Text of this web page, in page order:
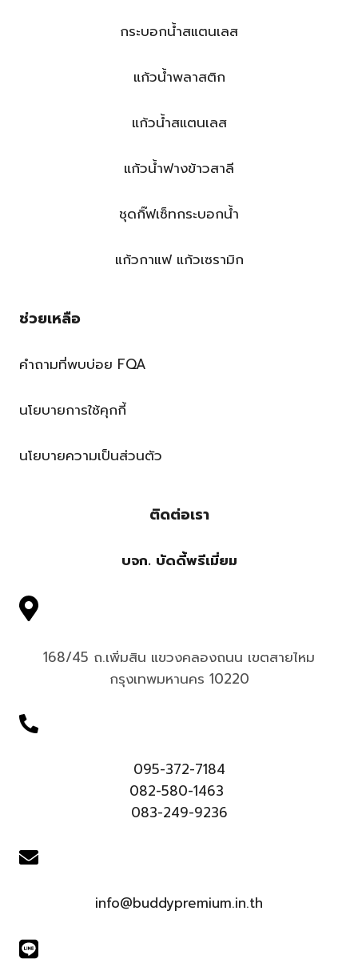
กระบอกน้ำสแตนเลส
แก้วน้ำพลาสติก
แก้วน้ำสแตนเลส
แก้วน้ำฟางข้าวสาลี
ชุดกิ๊ฟเซ็ทกระบอกน้ำ
แก้วกาแฟ แก้วเซรามิก
ช่วยเหลือ
คำถามที่พบบ่อย FQA
นโยบายการใช้คุกกี้
นโยบายความเป็นส่วนตัว
ติดต่อเรา
บจก. บัดดี้พรีเมี่ยม
168/45 ถ.เพิ่มสิน แขวงคลองถนน เขตสายไหม
กรุงเทพมหานคร 10220
095-372-7184
082-580-1463
083-249-9236
info@buddypremium.in.th